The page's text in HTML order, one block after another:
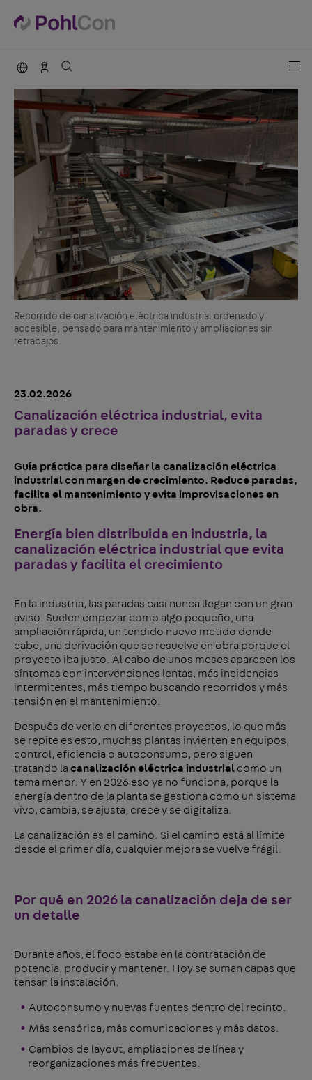
PohlCon international
Vertrieb Deutschland
Recorrido de canalización eléctrica industrial ordenado y
accesible, pensado para mantenimiento y ampliaciones sin
retrabajos.
23.02.2026
Canalización eléctrica industrial, evita
paradas y crece
Guía práctica para diseñar la canalización eléctrica
industrial con margen de crecimiento. Reduce paradas,
facilita el mantenimiento y evita improvisaciones en
obra.
Energía bien distribuida en industria, la
canalización eléctrica industrial que evita
paradas y facilita el crecimiento
En la industria, las paradas casi nunca llegan con un gran
aviso. Suelen empezar como algo pequeño, una
ampliación rápida, un tendido nuevo metido donde
cabe, una derivación que se resuelve en obra porque el
proyecto iba justo. Al cabo de unos meses aparecen los
síntomas con intervenciones lentas, más incidencias
intermitentes, más tiempo buscando recorridos y más
tensión en el mantenimiento.
Después de verlo en diferentes proyectos, lo que más
se repite es esto, muchas plantas invierten en equipos,
control, eficiencia o autoconsumo, pero siguen
tratando la canalización eléctrica industrial como un
tema menor. Y en 2026 eso ya no funciona, porque la
energía dentro de la planta se gestiona como un sistema
vivo, cambia, se ajusta, crece y se digitaliza.
La canalización es el camino. Si el camino está al límite
desde el primer día, cualquier mejora se vuelve frágil.
Por qué en 2026 la canalización deja de ser
un detalle
Durante años, el foco estaba en la contratación de
potencia, producir y mantener. Hoy se suman capas que
tensan la instalación.
Autoconsumo y nuevas fuentes dentro del recinto.
Más sensórica, más comunicaciones y más datos.
Cambios de layout, ampliaciones de línea y
reorganizaciones más frecuentes.